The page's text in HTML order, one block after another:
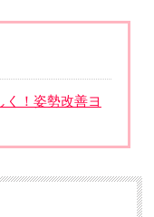
く！姿勢改善ヨ